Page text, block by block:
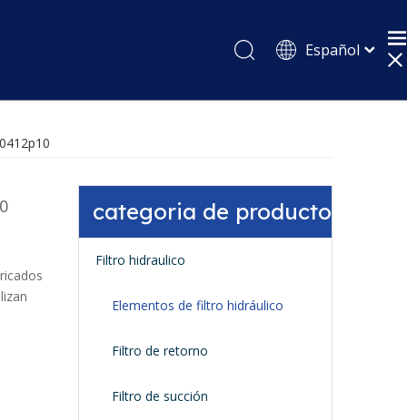
Español
Pусский
categoria de producto
Filtro hidraulico
Elementos de filtro hidráulico
Filtro de retorno
Filtro de succión